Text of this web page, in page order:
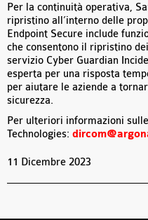
Per la continuità operativa,
ripristino all’interno delle
Endpoint Secure include
che consentono il ripristino
servizio Cyber Guardian
esperta per una risposta
per aiutare le aziende a
sicurezza.
Per ulteriori informazioni
Technologies:
11 Dicembre 2023